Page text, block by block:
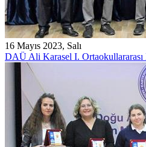
16 Mayıs 2023, Salı
DAÜ Ali Karasel I. Ortaokullararası